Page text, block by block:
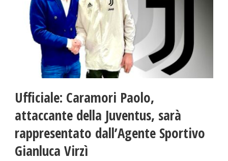
Ufficiale: Caramori Paolo,
attaccante della Juventus, sarà
rappresentato dall’Agente Sportivo
Gianluca Virzì